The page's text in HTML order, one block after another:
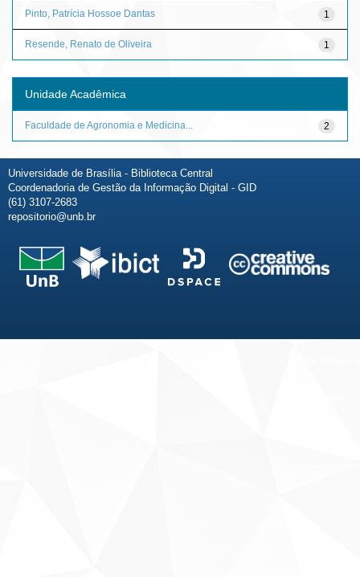
1
Pinto, Patrícia Hossoe Dantas
1
Resende, Renato de Oliveira
Unidade Acadêmica
2
Faculdade de Agronomia e Medicina...
Universidade de Brasília - Biblioteca Central
Coordenadoria de Gestão da Informação Digital - GID
(61) 3107-2683
repositorio@unb.br